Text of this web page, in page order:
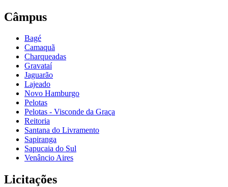
Câmpus
Bagé
Camaquã
Charqueadas
Gravataí
Jaguarão
Lajeado
Novo Hamburgo
Pelotas
Pelotas - Visconde da Graça
Reitoria
Santana do Livramento
Sapiranga
Sapucaia do Sul
Venâncio Aires
Licitações